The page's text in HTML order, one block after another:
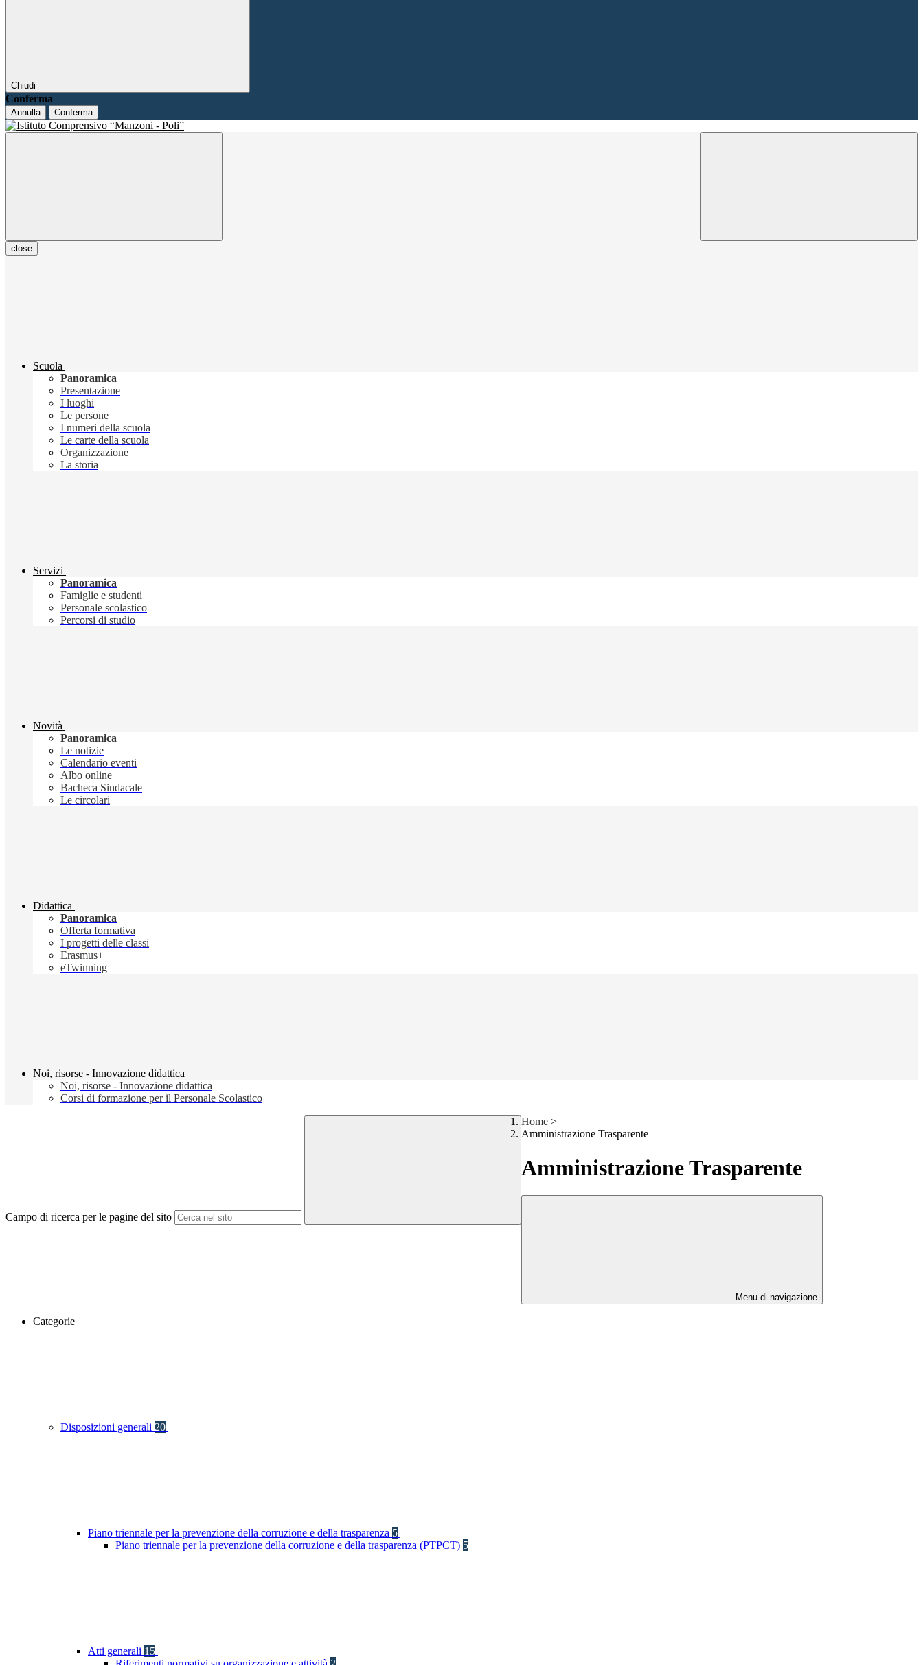
Chiudi
Conferma
Annulla Conferma
close
Scuola
Panoramica
Presentazione
I luoghi
Le persone
I numeri della scuola
Le carte della scuola
Organizzazione
La storia
Servizi
Panoramica
Famiglie e studenti
Personale scolastico
Percorsi di studio
Novità
Panoramica
Le notizie
Calendario eventi
Albo online
Bacheca Sindacale
Le circolari
Didattica
Panoramica
Offerta formativa
I progetti delle classi
Erasmus+
eTwinning
Noi, risorse - Innovazione didattica
Noi, risorse - Innovazione didattica
Corsi di formazione per il Personale Scolastico
Campo di ricerca per le pagine del sito
Home >
Amministrazione Trasparente
Amministrazione Trasparente
Menu di navigazione
Categorie
Disposizioni generali 20
Piano triennale per la prevenzione della corruzione e della trasparenza 5
Piano triennale per la prevenzione della corruzione e della trasparenza (PTPCT) 5
Atti generali 15